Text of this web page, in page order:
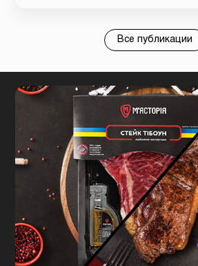
Все публикации